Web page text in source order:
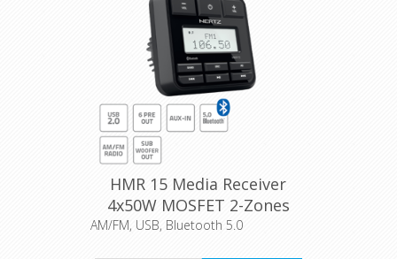
HMR 15 Media Receiver
4x50W MOSFET 2-Zones
AM/FM, USB, Bluetooth 5.0